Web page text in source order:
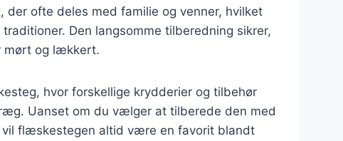
ofte deles med familie og venner, hvilket
Den langsomme tilberedning sikrer,
mørt og lækkert.
hvor forskellige krydderier og tilbehør
Uanset om du vælger at tilberede den med
flæskestegen altid være en favorit blandt